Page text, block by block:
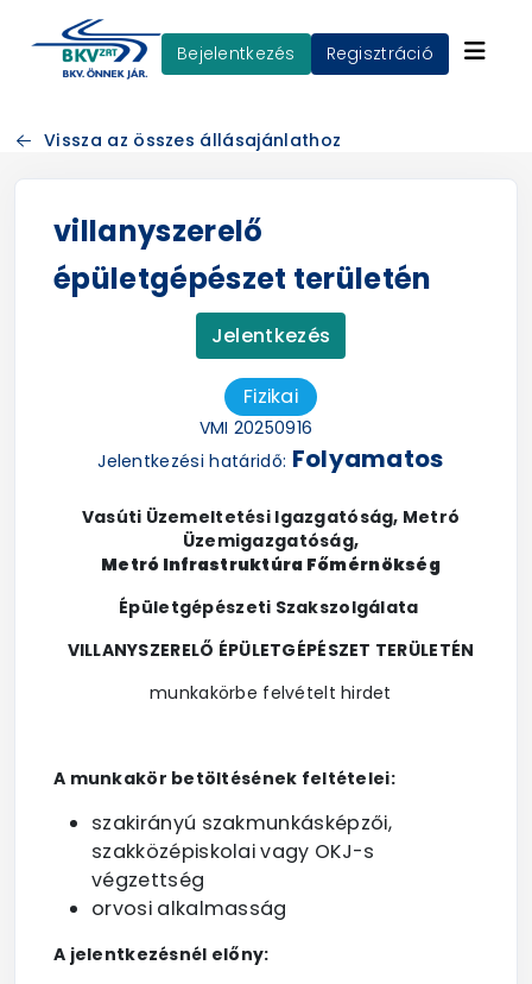
Bejelentkezés Regisztráció
Vissza az összes állásajánlathoz
villanyszerelő
épületgépészet területén
Jelentkezés
Fizikai
VMI 20250916
Jelentkezési határidő: Folyamatos
Vasúti Üzemeltetési Igazgatóság, Metró
Üzemigazgatóság,
Metró Infrastruktúra Főmérnökség
Épületgépészeti Szakszolgálata
VILLANYSZERELŐ ÉPÜLETGÉPÉSZET TERÜLETÉN
munkakörbe felvételt hirdet
A munkakör betöltésének feltételei:
szakirányú szakmunkásképzői,
szakközépiskolai vagy OKJ-s
végzettség
orvosi alkalmasság
A jelentkezésnél előny: